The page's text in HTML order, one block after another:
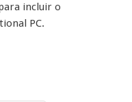
incluir o
PC.